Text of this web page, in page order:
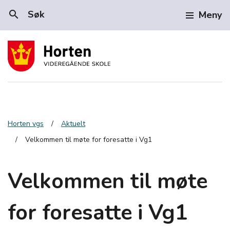
search Søk Meny
Horten vgs
Aktuelt
Velkommen til møte for foresatte i Vg1
Velkommen til møte
for foresatte i Vg1